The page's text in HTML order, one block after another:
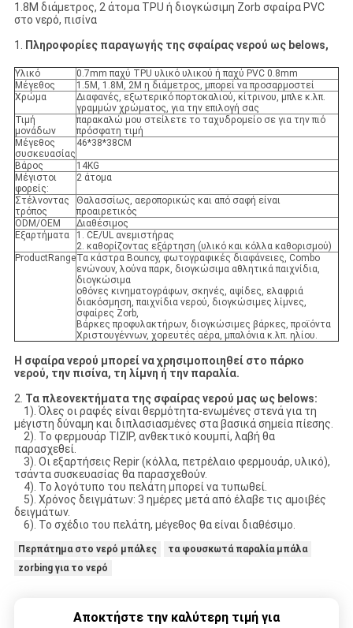
1.8M διάμετρος, 2 άτομα TPU ή διογκώσιμη Zorb σφαίρα PVC
στο νερό, πισίνα
1. Πληροφορίες παραγωγής της σφαίρας νερού ως belows,
Υλικό
0.7mm παχύ TPU υλικό υλικού ή παχύ PVC 0.8mm
Μέγεθος
1.5M, 1.8M, 2M η διάμετρος, μπορεί να προσαρμοστεί
Χρώμα
Διαφανές, εξωτερικό πορτοκαλιού, κίτρινου, μπλε κ.λπ.
γραμμών χρώματος, για την επιλογή σας
Τιμή
μονάδων
παρακαλώ μου στείλετε το ταχυδρομείο σε για την πιό
πρόσφατη τιμή
Μέγεθος
συσκευασίας
46*38*38CM
Βάρος
14KG
Μέγιστοι
φορείς:
2 άτομα
Στέλνοντας
τρόπος
Θαλασσίως, αεροπορικώς και από σαφή είναι
προαιρετικός
ODM/OEM
Διαθέσιμος
Εξαρτήματα
1. CE/UL ανεμιστήρας
2. καθορίζοντας εξάρτηση (υλικό και κόλλα καθορισμού)
ProductRangeΤα κάστρα Bouncy, φωτογραφικές διαφάνειες, Combo
ενώνουν, λούνα παρκ, διογκώσιμα αθλητικά παιχνίδια,
διογκώσιμα
οθόνες κινηματογράφων, σκηνές, αψίδες, ελαφριά
διακόσμηση, παιχνίδια νερού, διογκώσιμες λίμνες,
σφαίρες Zorb,
Βάρκες προφυλακτήρων, διογκώσιμες βάρκες, προϊόντα
Χριστουγέννων, χορευτές αέρα, μπαλόνια κ.λπ. ηλίου.
Η σφαίρα νερού μπορεί να χρησιμοποιηθεί στο πάρκο
νερού, την πισίνα, τη λίμνη ή την παραλία.
2. Τα πλεονεκτήματα της σφαίρας νερού μας ως belows:
1). Όλες οι ραφές είναι θερμότητα-ενωμένες στενά για τη
μέγιστη δύναμη και διπλασιασμένες στα βασικά σημεία πίεσης.
2). Το φερμουάρ TIZIP, ανθεκτικό κουμπί, λαβή θα
παρασχεθεί.
3). Οι εξαρτήσεις Repir (κόλλα, πετρέλαιο φερμουάρ, υλικό),
τσάντα συσκευασίας θα παρασχεθούν.
4). Το λογότυπο του πελάτη μπορεί να τυπωθεί.
5). Χρόνος δειγμάτων: 3 ημέρες μετά από έλαβε τις αμοιβές
δειγμάτων.
6). Το σχέδιο του πελάτη, μέγεθος θα είναι διαθέσιμο.
Περπάτημα στο νερό μπάλες
τα φουσκωτά παραλία μπάλα
zorbing για το νερό
Αποκτήστε την καλύτερη τιμή για